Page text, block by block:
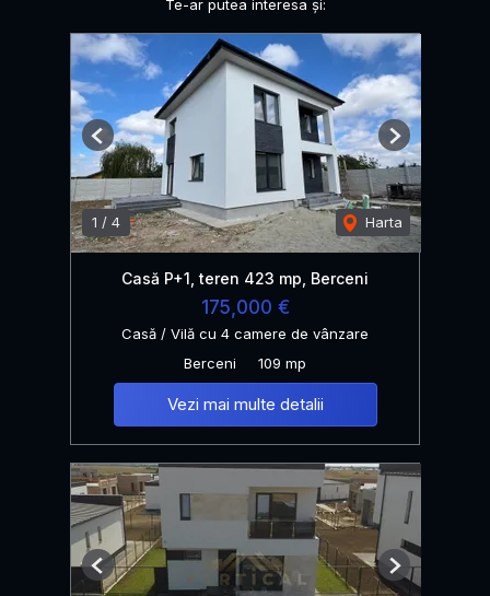
Te-ar putea interesa și:
1 / 4 Harta
Previous Next
Casă P+1, teren 423 mp, Berceni
175,000 €
Casă / Vilă cu 4 camere de vânzare
Berceni
109 mp
Vezi mai multe detalii
Previous Next